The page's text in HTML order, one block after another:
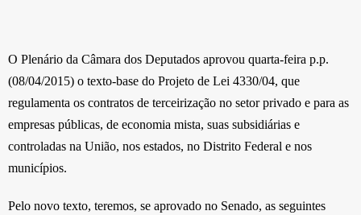
O Plenário da Câmara dos Deputados aprovou quarta-feira p.p.
(08/04/2015) o texto-base do Projeto de Lei 4330/04, que
regulamenta os contratos de terceirização no setor privado e para as
empresas públicas, de economia mista, suas subsidiárias e
controladas na União, nos estados, no Distrito Federal e nos
municípios.
Pelo novo texto, teremos, se aprovado no Senado, as seguintes